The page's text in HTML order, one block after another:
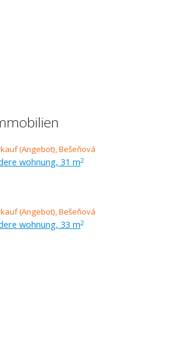
wohnung, 31 m2
wohnung, 33 m2